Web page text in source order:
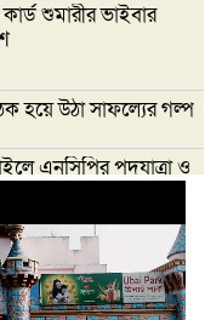
শুমারীর ভাইবার
হয়ে উঠা সাফল্যের গল্প
এনসিপির পদযাত্রা ও
গাইটাল উপ শাখায়